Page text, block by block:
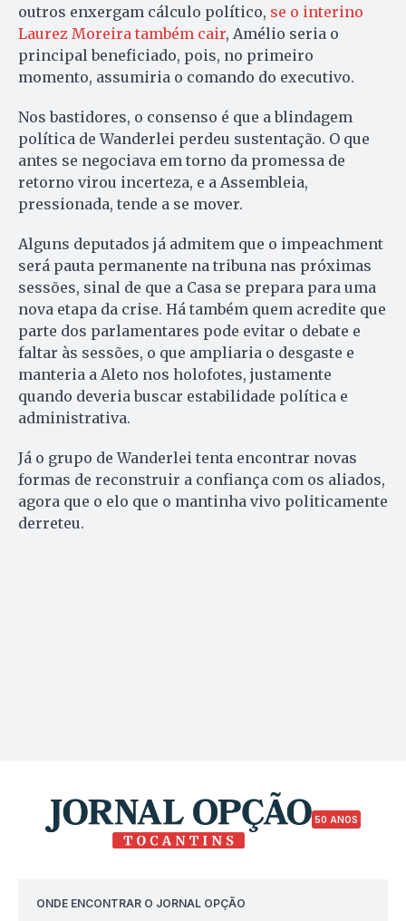
outros enxergam cálculo político, se o interino
Laurez Moreira também cair, Amélio seria o
principal beneficiado, pois, no primeiro
momento, assumiria o comando do executivo.
Nos bastidores, o consenso é que a blindagem
política de Wanderlei perdeu sustentação. O que
antes se negociava em torno da promessa de
retorno virou incerteza, e a Assembleia,
pressionada, tende a se mover.
Alguns deputados já admitem que o impeachment
será pauta permanente na tribuna nas próximas
sessões, sinal de que a Casa se prepara para uma
nova etapa da crise. Há também quem acredite que
parte dos parlamentares pode evitar o debate e
faltar às sessões, o que ampliaria o desgaste e
manteria a Aleto nos holofotes, justamente
quando deveria buscar estabilidade política e
administrativa.
Já o grupo de Wanderlei tenta encontrar novas
formas de reconstruir a confiança com os aliados,
agora que o elo que o mantinha vivo politicamente
derreteu.
50 ANOS
ONDE ENCONTRAR O JORNAL OPÇÃO